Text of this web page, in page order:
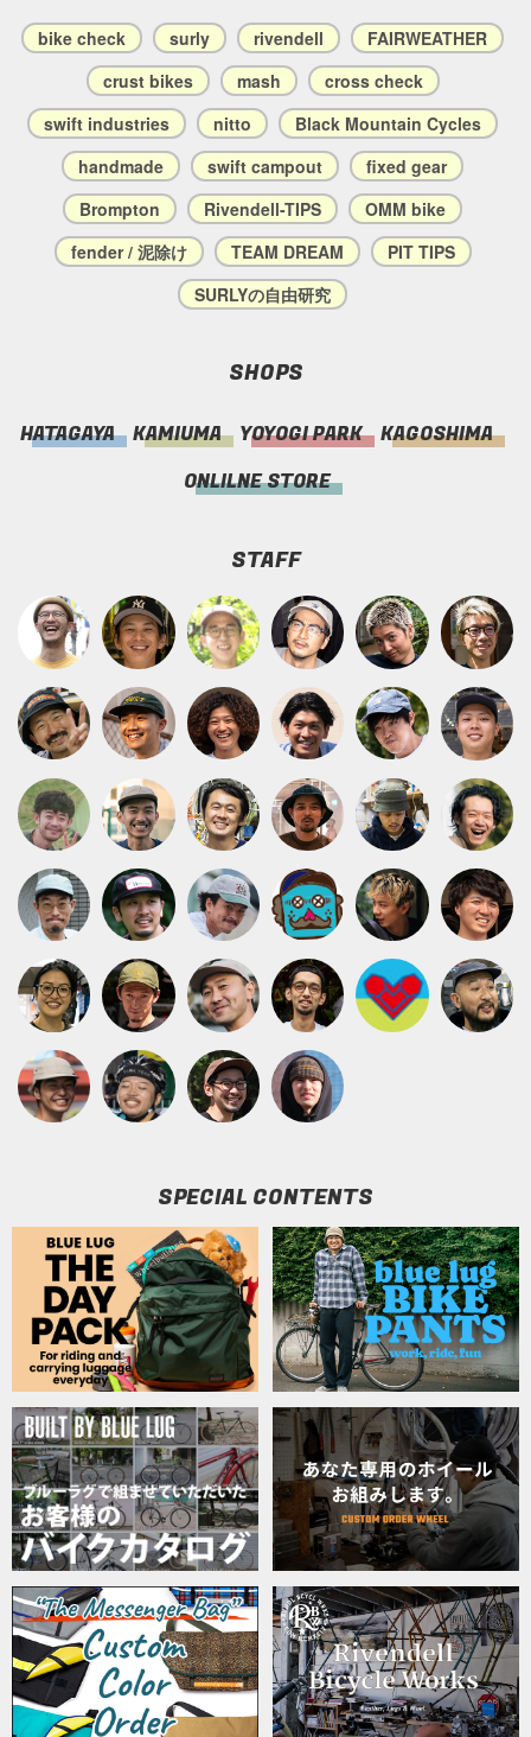
bike check surly rivendell
FAIRWEATHER
crust bikes
mash
cross check
swift industries
nitto
Black Mountain Cycles
handmade
swift campout
fixed gear
Brompton
Rivendell-TIPS
OMM bike
fender / 泥除け
TEAM DREAM
PIT TIPS
SURLYの自由研究
SHOPS
HATAGAYA KAMIUMA YOYOGI PARK
KAGOSHIMA
ONLILNE STORE
STAFF
SPECIAL CONTENTS